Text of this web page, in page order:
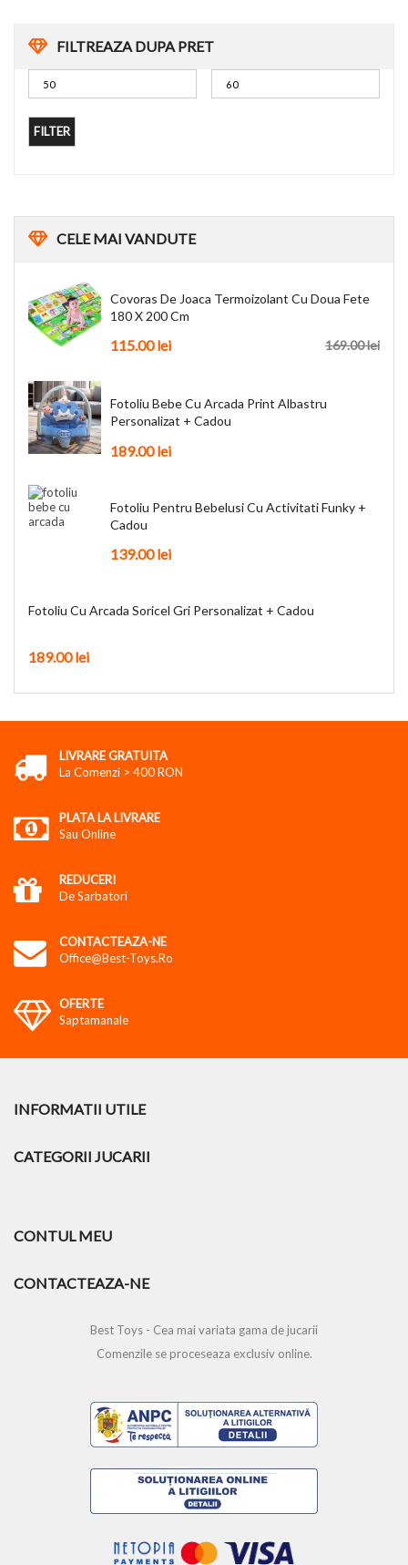
FILTREAZA DUPA PRET
FILTER
CELEMAI VANDUTE
Covoras De Joaca Termoizolant Cu Doua Fete
180 X 200 Cm
169.00lei
115.00lei
Fotoliu Bebe Cu Arcada Print Albastru
Personalizat + Cadou
189.00lei
Fotoliu Pentru Bebelusi Cu Activitati Funky +
Cadou
139.00lei
Fotoliu Cu Arcada Soricel Gri Personalizat + Cadou
189.00lei
LIVRARE GRATUITA
La Comenzi > 400 RON
PLATA LA LIVRARE
Sau Online
REDUCERI
De Sarbatori
CONTACTEAZA-NE
Office@best-Toys.ro
OFERTE
Saptamanale
INFORMATII UTILE
CATEGORII JUCARII
CONTUL MEU
CONTACTEAZA-NE
Best Toys - Cea mai variata gama de jucarii
Comenzile se proceseaza exclusiv online.